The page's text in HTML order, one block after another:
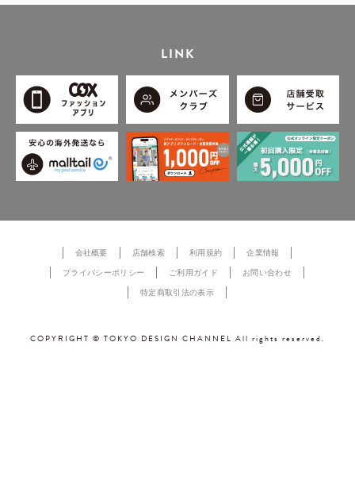
LINK
会社概要 店舗検索 利用規約 企業情報
プライバシーポリシー ご利用ガイド お問い合わせ
特定商取引法の表示
COPYRIGHT © TOKYO DESIGN CHANNEL All rights reserved.